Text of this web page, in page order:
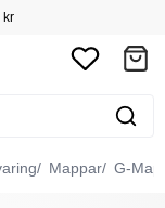
kr
Mappar G-